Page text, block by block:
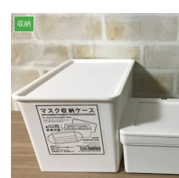
収納